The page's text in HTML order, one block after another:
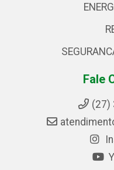
Fale
(27)